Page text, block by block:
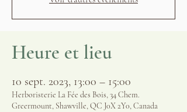
Heure et lieu
10 sept. 2023, 13:00 – 15:00
Herboristerie La Fée des Bois, 34 Chem.
Greermount, Shawville, QC J0X 2Y0, Canada